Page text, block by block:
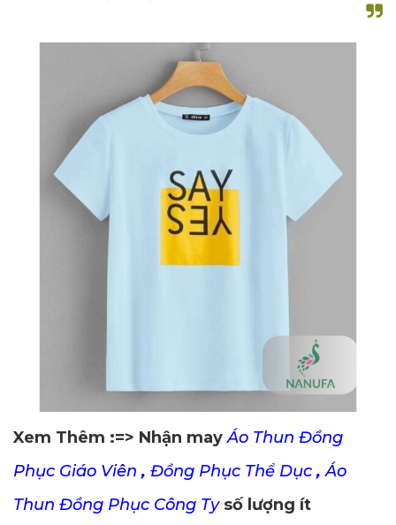
Xem Thêm :=> Nhận mayÁo Thun Đồng
Phục Giáo Viên , Đồng Phục Thể Dục ,Áo
Thun Đồng Phục Công Ty số lượng ít